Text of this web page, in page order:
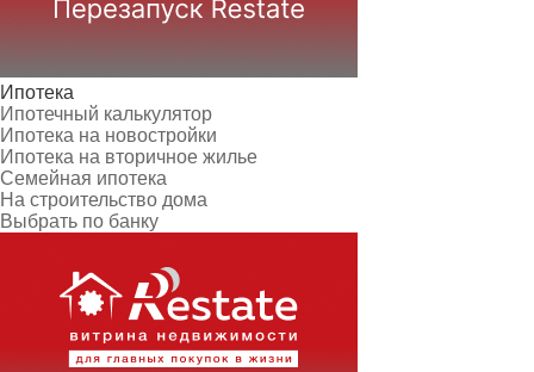
Ипотека
Ипотечный калькулятор
Ипотека на новостройки
Ипотека на вторичное жилье
Семейная ипотека
На строительство дома
Выбрать по банку